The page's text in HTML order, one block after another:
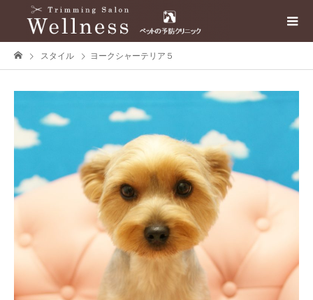
スタイル ヨークシャーテリア５